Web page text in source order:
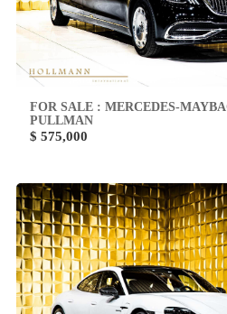
FOR SALE : MERCEDES-
PULLMAN
$ 575,000